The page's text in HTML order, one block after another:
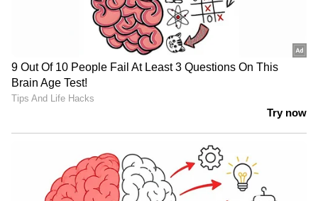
ഇന്ത്യയിലെയും ലോകമെമ്പാടുമുള്ള എല്ലാ
അറിയാൻ എപ്പോഴും ഏഷ്യാനെറ്റ്
ന്യൂസ് വാർത്തകൾ.Malayalam News
തത്സമയ അപ്‌ഡേറ്റുകളും ആഴത്തിലുള്ള
വിശകലനവും സമഗ്രമായ റിപ്പോർട്ടിംഗും —
എല്ലാം ഒരൊറ്റ സ്ഥലത്ത്. ഏത് സമയത്തും,
എവിടെയും വിശ്വസനീയമായ വാർത്തകൾ
ലഭിക്കാൻAsianet News Malayalam